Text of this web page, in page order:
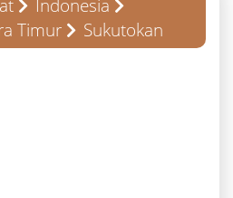
Indonesia
Timur
Sukutokan